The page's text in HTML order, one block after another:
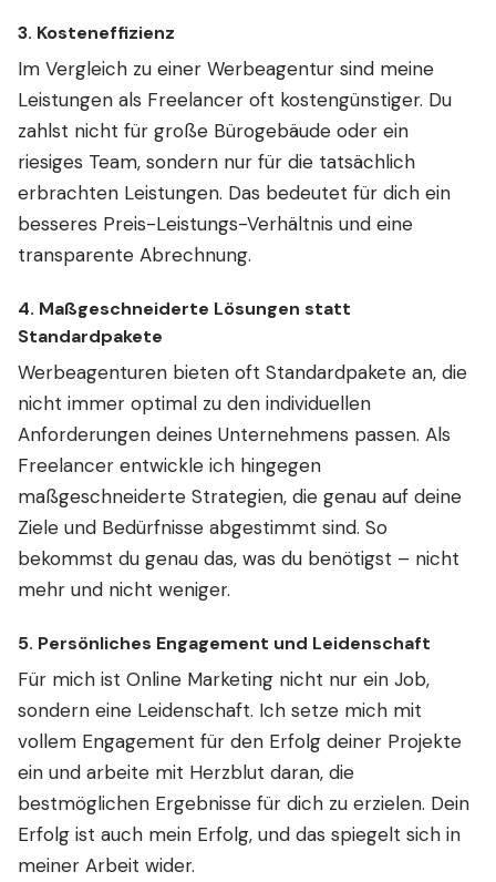
3. Kosteneffizienz
Im Vergleich zu einer Werbeagentur sind meine
Leistungen als Freelancer oft kostengünstiger. Du
zahlst nicht für große Bürogebäude oder ein
riesiges Team, sondern nur für die tatsächlich
erbrachten Leistungen. Das bedeutet für dich ein
besseres Preis-Leistungs-Verhältnis und eine
transparente Abrechnung.
4. Maßgeschneiderte Lösungen statt
Standardpakete
Werbeagenturen bieten oft Standardpakete an, die
nicht immer optimal zu den individuellen
Anforderungen deines Unternehmens passen. Als
Freelancer entwickle ich hingegen
maßgeschneiderte Strategien, die genau auf deine
Ziele und Bedürfnisse abgestimmt sind. So
bekommst du genau das, was du benötigst – nicht
mehr und nicht weniger.
5. Persönliches Engagement und Leidenschaft
Für mich ist Online Marketing nicht nur ein Job,
sondern eine Leidenschaft. Ich setze mich mit
vollem Engagement für den Erfolg deiner Projekte
ein und arbeite mit Herzblut daran, die
bestmöglichen Ergebnisse für dich zu erzielen. Dein
Erfolg ist auch mein Erfolg, und das spiegelt sich in
meiner Arbeit wider.